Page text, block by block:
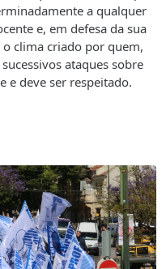
a qualquer
e, em defesa da sua
clima criado por quem,
ataques sobre
e deve ser respeitado.